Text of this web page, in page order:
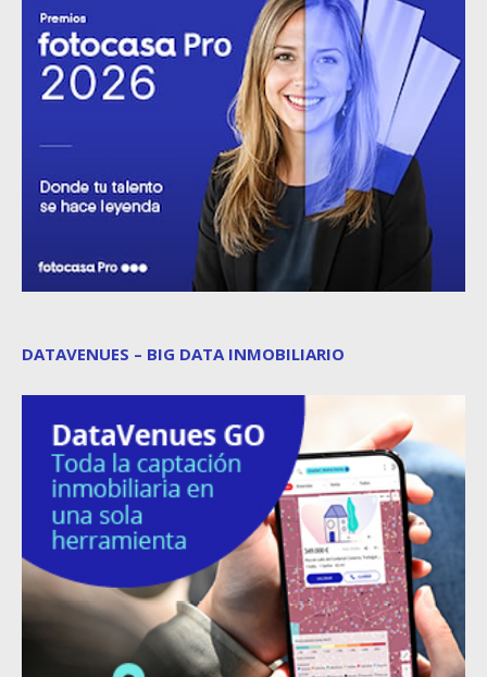
DATAVENUES – BIG DATA INMOBILIARIO